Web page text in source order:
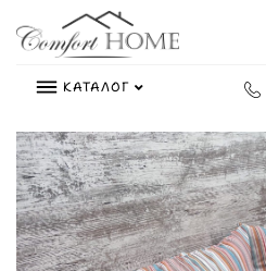
КАТАЛОГ